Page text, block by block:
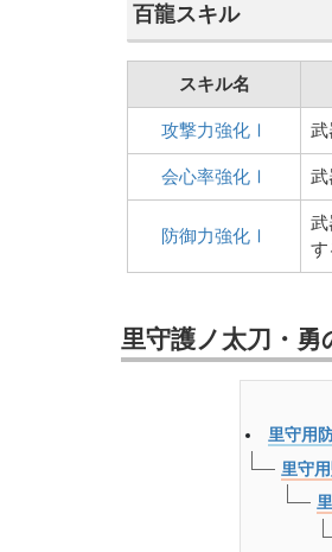
百龍スキル
スキル名
攻撃力強化Ⅰ 武
会心率強化Ⅰ 武
防御力強化Ⅰ
武
す
里守護ノ太刀・勇
里守用
里守